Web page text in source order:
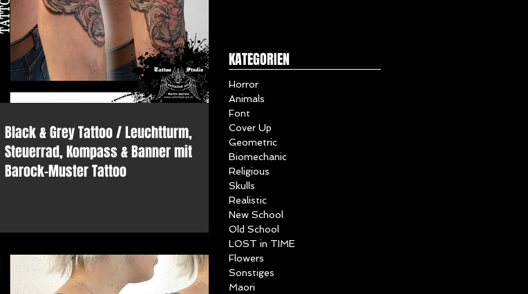
Black & Grey Tattoo / Leuchtturm,
Steuerrad, Kompass & Banner mit
Barock-Muster Tattoo
KATEGORIEN
Horror
Animals
Font
Cover Up
Geometric
Biomechanic
Religious
Skulls
Realistic
New School
Old School
LOST in TIME
Flowers
Sonstiges
Maori